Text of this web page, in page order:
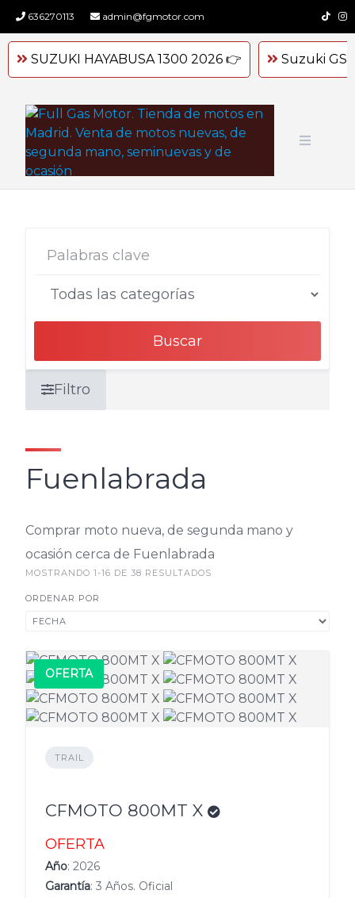
636270113 admin@fgmotor.com
SUZUKI HAYABUSA 1300 2026 👉 Suzuki
Skip
content
Buscar
Filtro
Fuenlabrada
Comprar moto nueva, de segunda mano y
ocasión cerca de Fuenlabrada
MOSTRANDO 1-16 DE 38 RESULTADOS
ORDENAR POR
OFERTA
TRAIL
CFMOTO 800MT X
OFERTA
Año: 2026
Garantía: 3 Años. Oficial